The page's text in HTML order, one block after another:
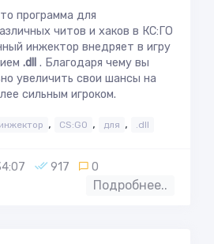
программа для
читов и хаков в КС:ГО
инжектор внедряет в игру
.dll
. Благодаря чему вы
увеличить свои шансы на
сильным игроком.
инжектор , CS:GO , для , .dll
917 0
Подробнее..